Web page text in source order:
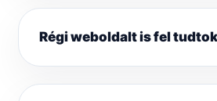
Régi weboldalt is fel